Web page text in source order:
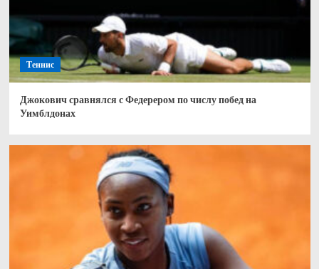
Теннис
Джокович сравнялся с Федерером по числу побед на
Уимблдонах